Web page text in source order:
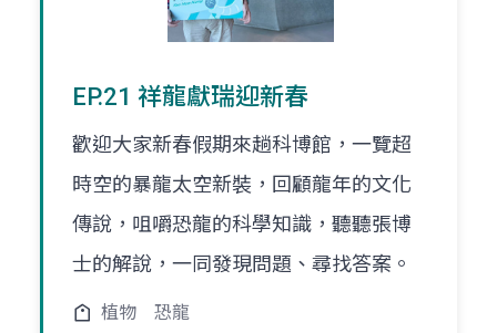
EP.21 祥龍獻瑞迎新春
歡迎大家新春假期來趟科博館，一覽超
時空的暴龍太空新裝，回顧龍年的文化
傳說，咀嚼恐龍的科學知識，聽聽張博
士的解說，一同發現問題、尋找答案。
植物 恐龍